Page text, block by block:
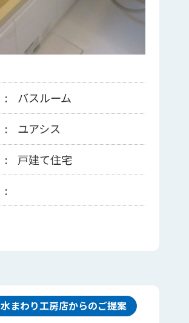
バスルーム
ユアシス
戸建て住宅
水まわり工房店からのご提案